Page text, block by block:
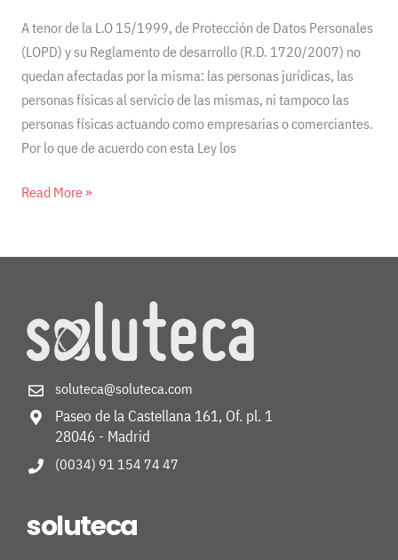
A tenor de la L.O 15/1999, de Protección de Datos Personales
(LOPD) y su Reglamento de desarrollo (R.D. 1720/2007) no
quedan afectadas por la misma: las personas jurídicas, las
personas físicas al servicio de las mismas, ni tampoco las
personas físicas actuando como empresarias o comerciantes.
Por lo que de acuerdo con esta Ley los
Read More »
soluteca@soluteca.com
Paseo de la Castellana 161, Of. pl. 1
28046 - Madrid
(0034) 91 154 74 47
soluteca